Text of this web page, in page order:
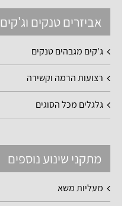
אביזרים טנקים וג'קים
ג'קים מגבהים טנקים
רצועות הרמה וקשירה
גלגלים מכל הסוגים
מתקני שינוע נוספים
מעליות משא